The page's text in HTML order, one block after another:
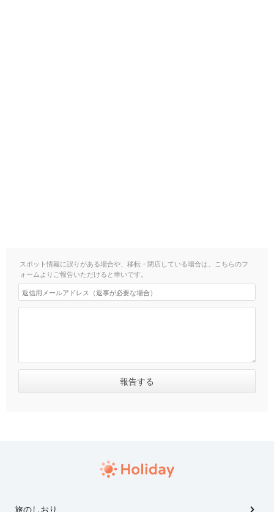
スポット情報に誤りがある場合や、移転・閉店している場合は、こちらのフ
ォームよりご報告いただけると幸いです。
旅のしおり